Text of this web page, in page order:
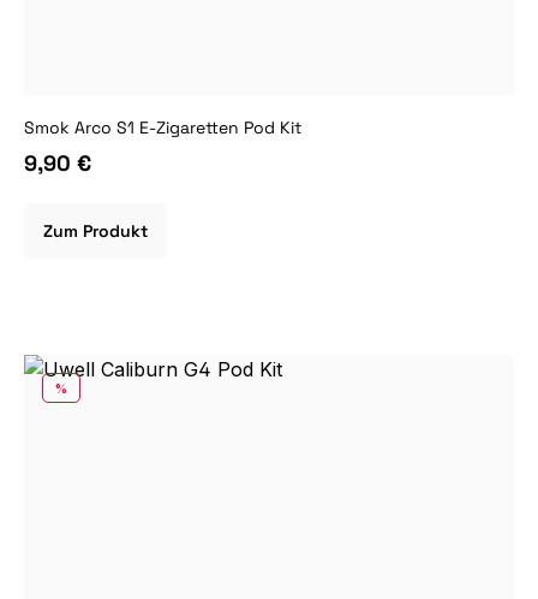
Smok Arco S1 E-Zigaretten Pod Kit
9,90 €
Zum Produkt
RABATT
%